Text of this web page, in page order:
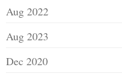
Aug 2022
Aug 2023
Dec 2020